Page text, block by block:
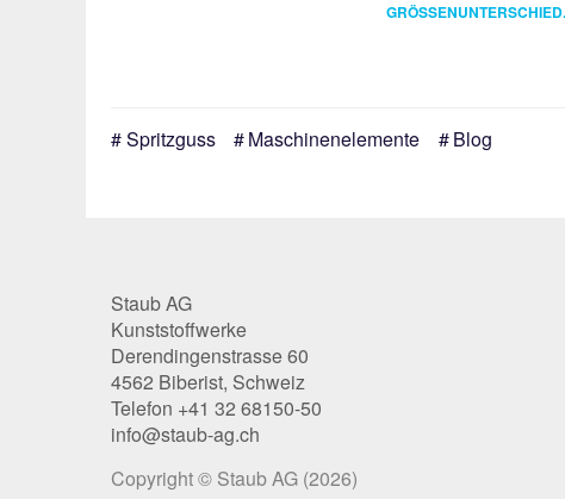
GRÖSSENUNTERSCHIED.
Spritzguss Maschinenelemente Blog
Staub AG
Kunststoffwerke
Derendingenstrasse 60
4562 Biberist, Schweiz
Telefon +41 32 68150-50
info@staub-ag.ch
Copyright© Staub AG (2026)